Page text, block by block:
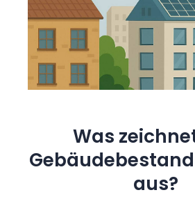
Was
aus?